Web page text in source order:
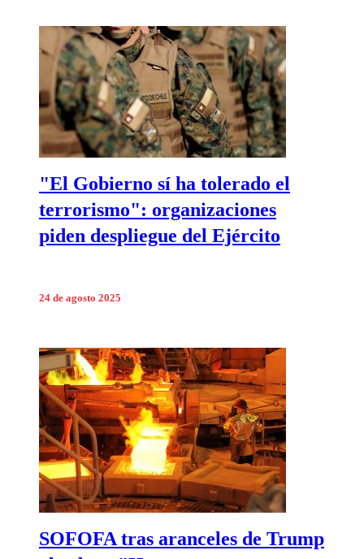
"El Gobierno sí ha tolerado el
terrorismo": organizaciones
piden despliegue del Ejército
24 de agosto 2025
SOFOFA tras aranceles de Trump